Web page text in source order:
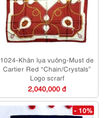
1024-Khăn lụa vuông-Must de
Cartier Red “Chain/Crystals”
Logo scrarf
2,040,000 đ
- 10%